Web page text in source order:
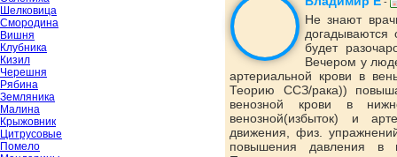
Шелковица
Смородина
Вишня
Клубника
Кизил
Черешня
Рябина
Земляника
Малина
Крыжовник
Цитрусовые
Помело
Не знают
будет
Вечером у
артериальной крови в
Теорию ССЗ/рака))
венозной крови в
венозной(избыток) и
движения, физ.
повышения давления в